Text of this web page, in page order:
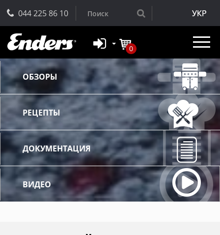
044 225 86 10 УКР
0
ОБЗОРЫ
РЕЦЕПТЫ
ДОКУМЕНТАЦИЯ
ВИДЕО